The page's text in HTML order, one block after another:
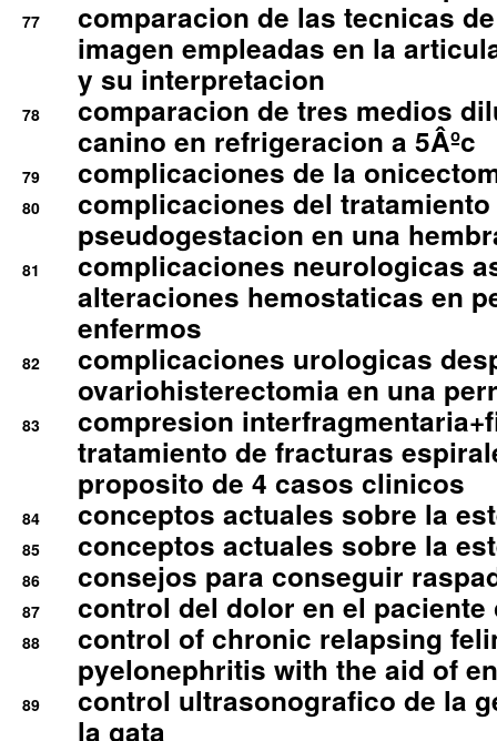
77
comparacion de las tecnicas
imagen empleadas en la
y su interpretacion
78
comparacion de tres medios
canino en refrigeracion a 5Âºc
79 complicaciones de la
80
complicaciones del
pseudogestacion en una
81
complicaciones neurologicas
alteraciones hemostaticas en
enfermos
82
complicaciones urologicas
ovariohisterectomia en una
83
compresion
tratamiento de fracturas
proposito de 4 casos clinicos
84 conceptos actuales sobre la
85 conceptos actuales sobre la
86 consejos para conseguir
87 control del dolor en el
88
control of chronic relapsing
pyelonephritis with the aid of
89
control ultrasonografico de la
la gata